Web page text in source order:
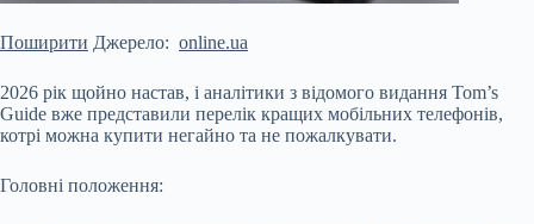
Поширити Джерело: online.ua
2026 рік щойно настав, і аналітики з відомого видання Tom’s
Guide вже представили перелік кращих мобільних телефонів,
котрі можна купити негайно та не пожалкувати.
Головні положення: